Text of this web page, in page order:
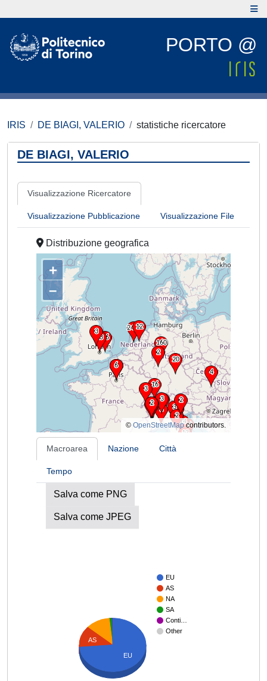
PORTO @
IRIS DE BIAGI, VALERIO statistiche ricercatore
DE BIAGI, VALERIO
Visualizzazione Ricercatore
Visualizzazione Pubblicazione Visualizzazione File
Distribuzione geografica
+
–
© OpenStreetMapcontributors.
Macroarea Nazione Città
Tempo
Salva come PNG
Salva come JPEG
EU
AS
NA
SA
Conti…
Other
AS
EU